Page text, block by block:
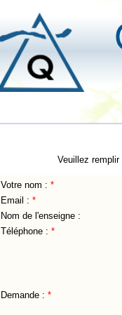
Veuillez
Votre nom : *
Email : *
Nom de l'enseigne :
Téléphone : *
Demande : *